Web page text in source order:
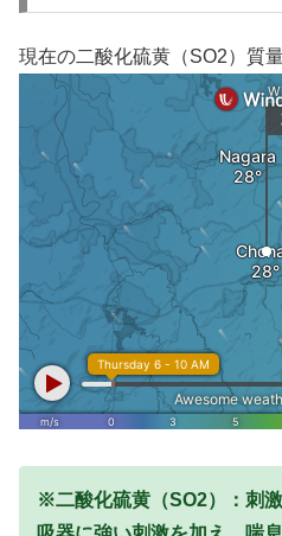
現在の二酸化硫黄（SO2）質
※二酸化硫黄（SO2）：刺